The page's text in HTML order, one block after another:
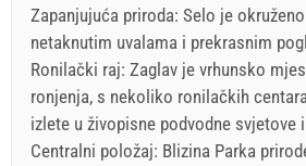
Zapanjujuća priroda: Selo je
netaknutim uvalama i prekrasnim
Ronilački raj: Zaglav je vrhunsko
ronjenja, s nekoliko ronilačkih
izlete u živopisne podvodne svjetove
Centralni položaj: Blizina Parka